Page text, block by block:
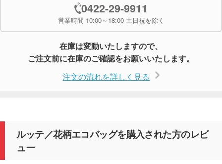
0422-29-9911
営業時間 10:00～18:00 土日祝を除く
在庫は変動いたしますので、
ご注文前に在庫のご確認をお願いいたします。
注文の流れを詳しく見る
ルッテ／花柄エコバッグを購入された方のレビ
ュー